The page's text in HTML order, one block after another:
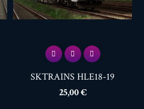
SKTRAINS HLE18-19
Prix
25,00 €